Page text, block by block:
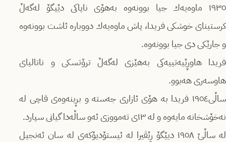
١٩٣٥ ماوەیەك جیا بوونەوە بەهۆی ناپاكی دێیگۆ لەگەڵ
كرستینای خوشكی فریدا، پاش ماوەیەك دووبارە ئاشت بوونەوە
و جارێكی دی جیا بوونەوە.
فریدا هاوڕێیەتییەكی بەهێزی لەگەڵ ترۆتسكی و ناتالیای
هاوسەری هەبوو.
ساڵی١٩٥٤ فریدا بە هۆی ئازاری جەستە و بڕینەوەی قاچی لە
نەخۆشخانە مایەوە و لە ١٣ی تەمووزی ئەو ساڵەدا گیانی سپارد.
لە ساڵێ‌ ١٩٥٨ دیێگۆ ڕێڤیرا لە ئیستۆدیۆكەی لە سان ئەنجیل